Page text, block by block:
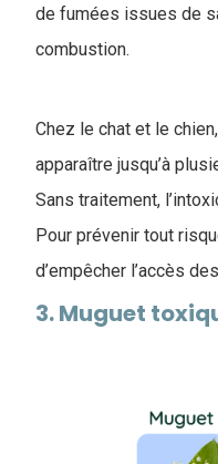
de fumées issues de
combustion.
Chez le chat et le
apparaître jusqu’à
Sans traitement,
Pour prévenir tout
d’empêcher l’accès
3.​ Muguet